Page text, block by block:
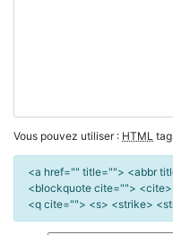
Vous pouvez utiliser : HTML
<a href="" title=""> <abbr
<blockquote cite="">
<q cite=""> <s> <strike>